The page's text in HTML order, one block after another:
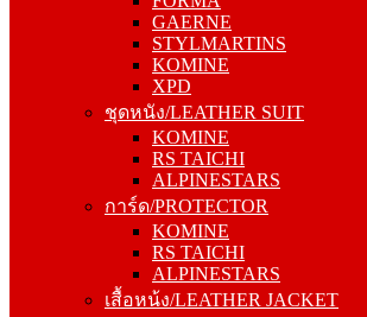
GAERNE
STYLMARTINS
KOMINE
XPD
ชุดหนัง/LEATHER SUIT
KOMINE
RS TAICHI
ALPINESTARS
การ์ด/PROTECTOR
KOMINE
RS TAICHI
ALPINESTARS
เสื้อหน้ง/LEATHER JACKET
KOMINE
XPD
ชุดหนัง/LEATHER SUIT
KOMINE
RS TAICHI
ALPINESTARS
การ์ด/PROTECTOR
KOMINE
RS TAICHI
ALPINESTARS
เสื้อหน้ง/LEATHER JACKET
KOMINE
RS TAICHI